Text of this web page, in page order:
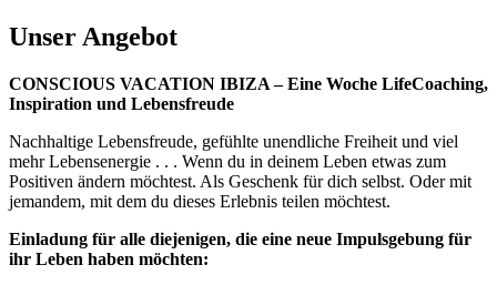
Unser Angebot
CONSCIOUS VACATION IBIZA – Eine Woche LifeCoaching,
Inspiration und Lebensfreude
Nachhaltige Lebensfreude, gefühlte unendliche Freiheit und viel
mehr Lebensenergie . . . Wenn du in deinem Leben etwas zum
Positiven ändern möchtest. Als Geschenk für dich selbst. Oder mit
jemandem, mit dem du dieses Erlebnis teilen möchtest.
Einladung für alle diejenigen, die eine neue Impulsgebung für
ihr Leben haben möchten: